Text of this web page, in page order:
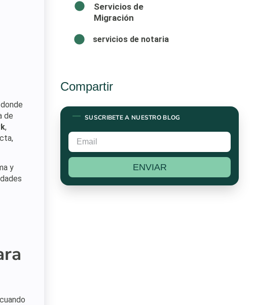
de
,
y
Servicios de
Migración
servicios de notaria
Compartir
SUSCRIBETE A NUESTRO BLOG
ENVIAR